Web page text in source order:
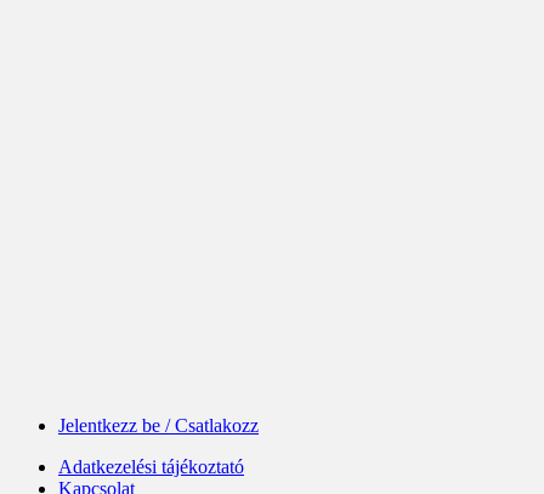
Jelentkezz be / Csatlakozz
Adatkezelési tájékoztató
Kapcsolat